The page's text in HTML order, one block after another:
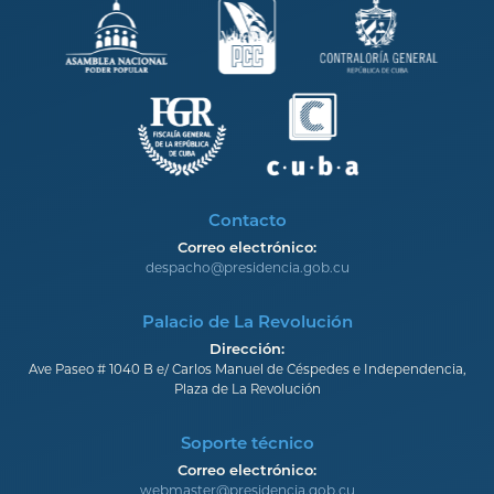
Contacto
Correo electrónico:
despacho@presidencia.gob.cu
Palacio de La Revolución
Dirección:
Ave Paseo # 1040 B e/ Carlos Manuel de Céspedes e Independencia,
Plaza de La Revolución
Soporte técnico
Correo electrónico:
webmaster@presidencia.gob.cu